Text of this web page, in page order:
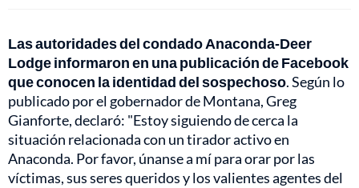
Las autoridades del condado Anaconda-Deer
Lodge informaron en una publicación de Facebook
que conocen la identidad del sospechoso. Según lo
publicado por el gobernador de Montana, Greg
Gianforte, declaró: "Estoy siguiendo de cerca la
situación relacionada con un tirador activo en
Anaconda. Por favor, únanse a mí para orar por las
víctimas, sus seres queridos y los valientes agentes del